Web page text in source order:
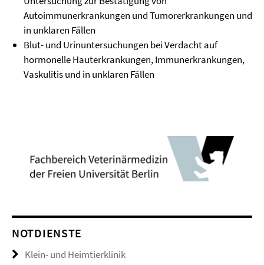
Autoimmunerkrankungen und Tumorerkrankungen und
in unklaren Fällen
Blut- und Urinuntersuchungen bei Verdacht auf
hormonelle Hauterkrankungen, Immunerkrankungen,
Vaskulitis und in unklaren Fällen
NOTDIENSTE
Klein- und Heimtierklinik